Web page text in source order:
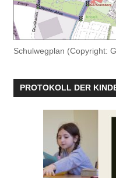
Schulwegplan (Copyright:
PROTOKOLL DER